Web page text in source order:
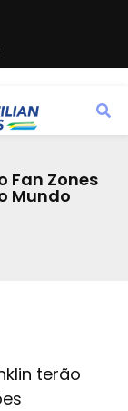
s
Fan Zones
Mundo
terão